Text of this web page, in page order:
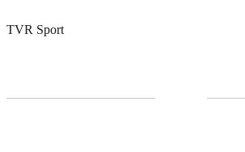
TVR Sport